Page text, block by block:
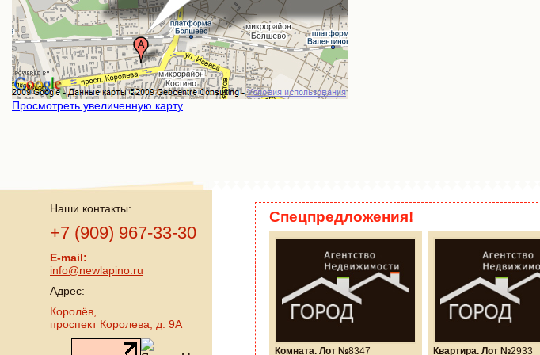
Просмотреть увеличенную карту
Наши контакты:
+7 (909) 967-33-30
E-mail:
info@newlapino.ru
Адрес:
Королёв,
проспект Королева, д. 9А
Спецпредложения!
Комната. Лот №8347 Квартира. Лот №2933